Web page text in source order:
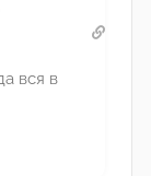
вся в